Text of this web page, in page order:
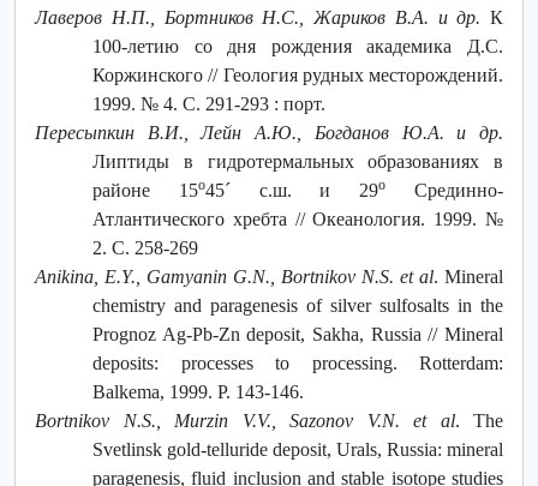
Лаверов Н.П., Бортников Н.С., Жариков В.А. и др. К
100-летию со дня рождения академика Д.С.
Коржинского // Геология рудных месторождений.
1999. № 4. С. 291-293 : порт.
Пересыпкин В.И., Лейн А.Ю., Богданов Ю.А. и др.
Липтиды в гидротермальных образованиях в
районе 15о45´ с.ш. и 29о
Срединно-
Атлантического хребта // Океанология. 1999. №
2. С. 258-269
Anikina, E.Y., Gamyanin G.N., Bortnikov N.S. et al. Mineral
chemistry and paragenesis of silver sulfosalts in the
Prognoz Ag-Pb-Zn deposit, Sakha, Russia // Mineral
deposits: processes to processing. Rotterdam:
Balkema, 1999. P. 143-146.
Bortnikov N.S., Murzin V.V., Sazonov V.N. et al. The
Svetlinsk gold-telluride deposit, Urals, Russia: mineral
paragenesis, fluid inclusion and stable isotope studies